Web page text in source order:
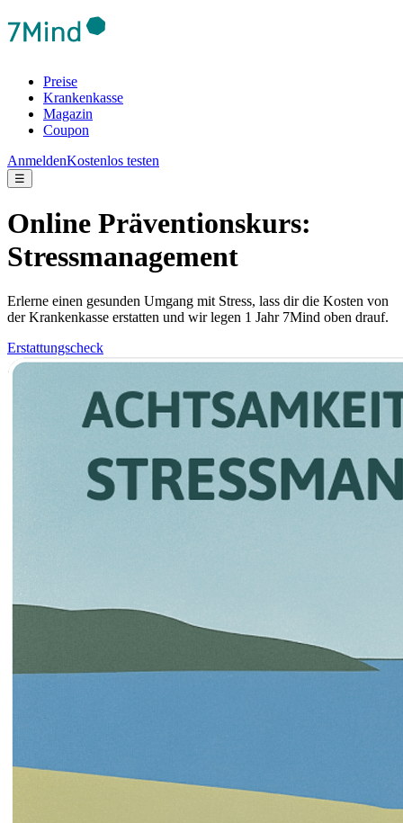
Preise
Krankenkasse
Magazin
Coupon
AnmeldenKostenlos testen
☰
Online Präventionskurs:
Stressmanagement
Erlerne einen gesunden Umgang mit Stress, lass dir die Kosten von
der Krankenkasse erstatten und wir legen 1 Jahr 7Mind oben drauf.
Erstattungscheck